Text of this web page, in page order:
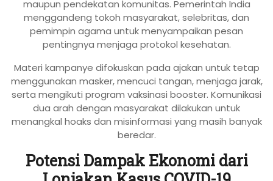
maupun pendekatan komunitas. Pemerintah India
menggandeng tokoh masyarakat, selebritas, dan
pemimpin agama untuk menyampaikan pesan
pentingnya menjaga protokol kesehatan.
Materi kampanye difokuskan pada ajakan untuk tetap
menggunakan masker, mencuci tangan, menjaga jarak,
serta mengikuti program vaksinasi booster. Komunikasi
dua arah dengan masyarakat dilakukan untuk
menangkal hoaks dan misinformasi yang masih banyak
beredar.
Potensi Dampak Ekonomi dari